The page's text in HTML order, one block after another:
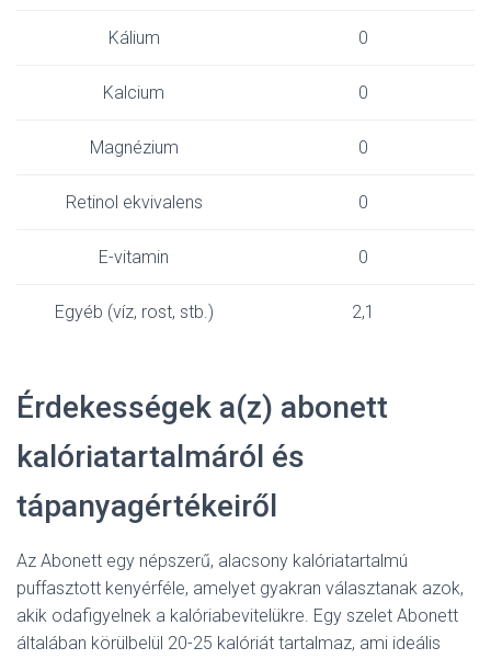
Kálium 0
Kalcium 0
Magnézium 0
Retinol ekvivalens 0
E-vitamin 0
Egyéb (víz, rost, stb.) 2,1
Érdekességek a(z) abonett
kalóriatartalmáról és
tápanyagértékeiről
Az Abonett egy népszerű, alacsony kalóriatartalmú
puffasztott kenyérféle, amelyet gyakran választanak azok,
akik odafigyelnek a kalóriabevitelükre. Egy szelet Abonett
általában körülbelül 20-25 kalóriát tartalmaz, ami ideális